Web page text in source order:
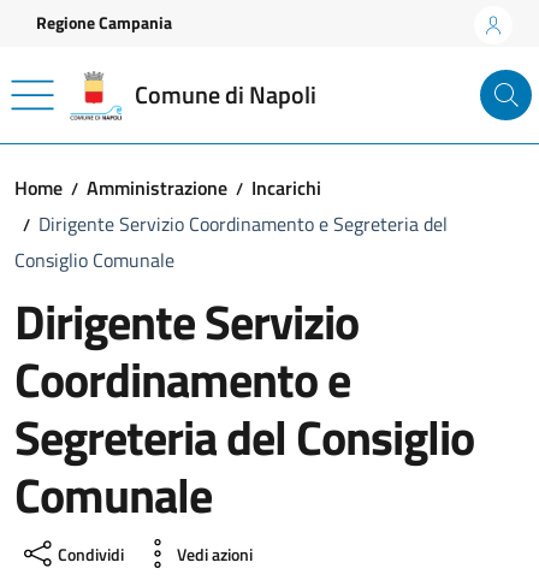
Vai ai contenuti
Vai al footer
Regione Campania
Comune di Napoli
Home Amministrazione
Incarichi
Dirigente Servizio Coordinamento e Segreteria del
Consiglio Comunale
Dirigente Servizio
Coordinamento e
Segreteria del Consiglio
Comunale
Condividi Vedi azioni